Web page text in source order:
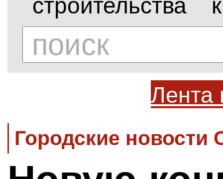
строительства
Лента
Городские новости